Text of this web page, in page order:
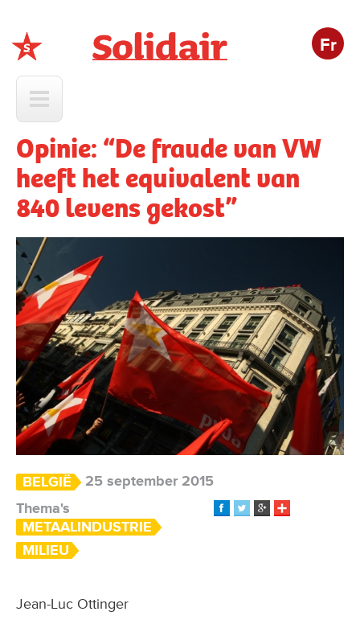
Fr
Opinie: “De fraude van VW
heeft het equivalent van
840 levens gekost”
BELGIË
25 september 2015
Thema's
METAALINDUSTRIE
MILIEU
Jean-Luc Ottinger